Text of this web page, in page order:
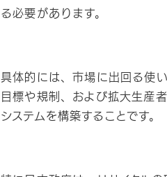
る必要があります。
具体的には、市場に出回る
目標や規制、および拡大生産
システムを構築することです。